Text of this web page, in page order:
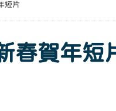
短片
春賀年短